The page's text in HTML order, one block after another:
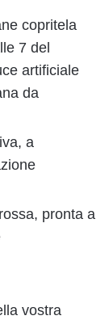
copritela
7 del
artificiale
da
a
pronta a
vostra